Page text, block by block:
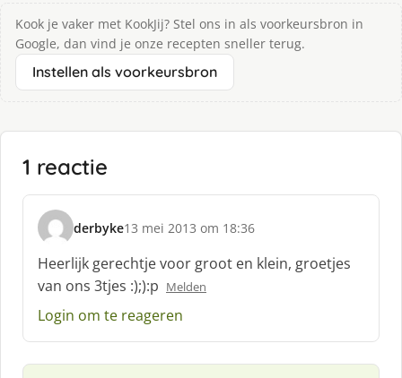
Kook je vaker met KookJij? Stel ons in als voorkeursbron in
Google, dan vind je onze recepten sneller terug.
Instellen als voorkeursbron
1 reactie
derbyke
s
c
h
r
e
:
13 mei 2013 om 18:36
Heerlijk gerechtje voor groot en klein, groetjes
van ons 3tjes :);):p Melden
Login om te reageren